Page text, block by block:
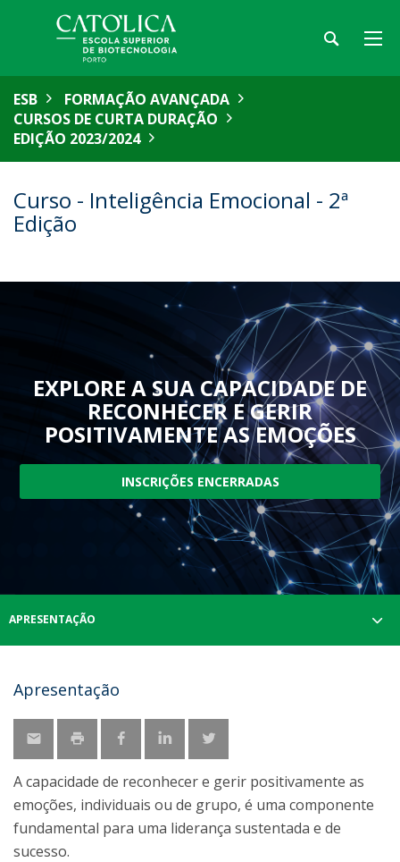
ESB
FORMAÇÃO AVANÇADA
CURSOS DE CURTA DURAÇÃO
EDIÇÃO 2023/2024
Curso - Inteligência Emocional - 2ª
Edição
EXPLORE A SUA CAPACIDADE DE
RECONHECER E GERIR
POSITIVAMENTE AS EMOÇÕES
INSCRIÇÕES ENCERRADAS
APRESENTAÇÃO
Apresentação
A capacidade de reconhecer e gerir positivamente as
emoções, individuais ou de grupo, é uma componente
fundamental para uma liderança sustentada e de
sucesso.